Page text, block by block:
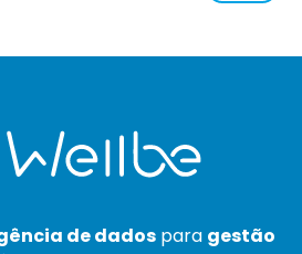
de dados para gestão